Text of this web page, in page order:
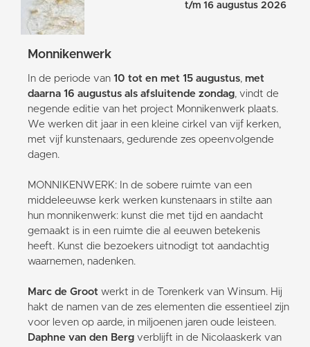
t/m 16 augustus 2026
Monnikenwerk
In de periode van 10 tot en met 15 augustus, met
daarna 16 augustus als afsluitende zondag, vindt de
negende editie van het project Monnikenwerk plaats.
We werken dit jaar in een kleine cirkel van vijf kerken,
met vijf kunstenaars, gedurende zes opeenvolgende
dagen.
MONNIKENWERK: In de sobere ruimte van een
middeleeuwse kerk werken kunstenaars in stilte aan
hun monnikenwerk: kunst die met tijd en aandacht
gemaakt is in een ruimte die al eeuwen betekenis
heeft. Kunst die bezoekers uitnodigt tot aandachtig
waarnemen, nadenken.
Marc de Groot werkt in de Torenkerk van Winsum. Hij
hakt de namen van de zes elementen die essentieel zijn
voor leven op aarde, in miljoenen jaren oude leisteen.
Daphne van den Berg verblijft in de Nicolaaskerk van